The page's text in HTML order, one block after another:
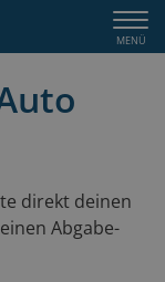
Auto
direkt deinen
Abgabe-